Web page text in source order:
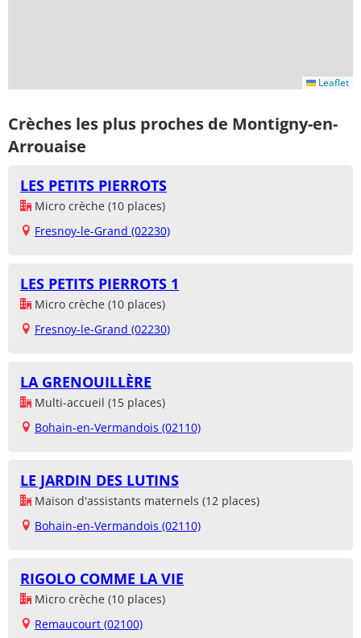
Leaflet
Crèches les plus proches de Montigny-en-
Arrouaise
LES PETITS PIERROTS
Micro crèche (10 places)
Fresnoy-le-Grand (02230)
LES PETITS PIERROTS 1
Micro crèche (10 places)
Fresnoy-le-Grand (02230)
LA GRENOUILLÈRE
Multi-accueil (15 places)
Bohain-en-Vermandois (02110)
LE JARDIN DES LUTINS
Maison d'assistants maternels (12 places)
Bohain-en-Vermandois (02110)
RIGOLO COMME LA VIE
Micro crèche (10 places)
Remaucourt (02100)